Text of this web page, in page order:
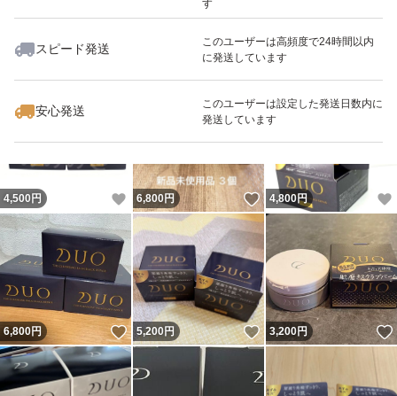
す
スピード発送
このユーザーは高頻度で24時間以内
に発送しています
安心発送
このユーザーは設定した発送日数内に
発送しています
いいね！
4,250
4,500 円 いいね！
6,800円 いいね！
4,800円
6,800円 いいね！
5,200円 いいね！
3,200円